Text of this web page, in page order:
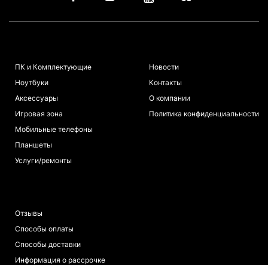
ПК и Комплектующие
Ноутбуки
Аксессуары
Игровая зона
Мобильные телефоны
Планшеты
Услуги/ремонты
Новости
Контакты
О компании
Политика конфиденциальности
Отзывы
Способы оплаты
Способы доставки
Информация о рассрочке